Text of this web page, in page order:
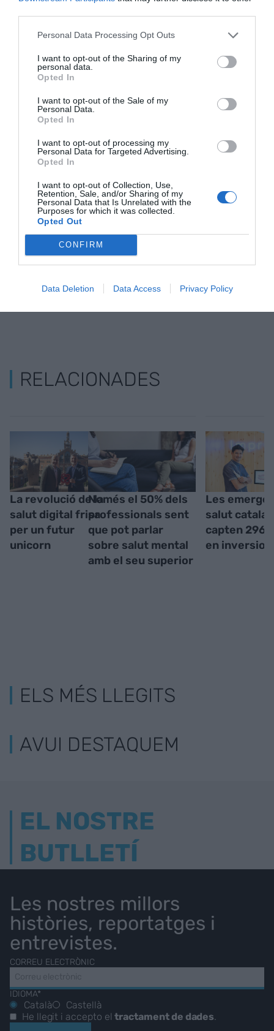
Personal Data Processing Opt Outs
I want to opt-out of the Sharing of my
personal data.
Opted In
I want to opt-out of the Sale of my
Personal Data.
Opted In
I want to opt-out of processing my
Personal Data for Targeted Advertising.
Opted In
I want to opt-out of Collection, Use,
Retention, Sale, and/or Sharing of my
Personal Data that Is Unrelated with the
Purposes for which it was collected.
Opted Out
CONFIRM
Data Deletion Data Access Privacy Policy
un 50% de professionals d’aquest àmbit.
el tractament de la salut, i el seu pas del
sick-
alhealth care
enfront de la cura de les malalties. Per finalitzar,
Pascual ha explicat que en trobem només al
creixement del sector, i que, per tant, aquest serà
de gran atractiu pels inversors.
AfegirVIA Empresacom a font preferida de
Google de forma gratuïta
ACTIVAR ARA
RELACIONADES
La revolució de la
salut digital frisa
per un futur
unicorn
Només el 50% dels
professionals sent
que pot parlar
sobre salut mental
amb el seu superior
Les
salut
capten 296
en
ELS MÉS LLEGITS
AVUI DESTAQUEM
EL NOSTRE
BUTLLETÍ
Les nostres millors
històries, reportatges i
entrevistes.
CORREU ELECTRÒNIC
IDIOMA*
Català
Castellà
He llegit i accepto eltractament de dades